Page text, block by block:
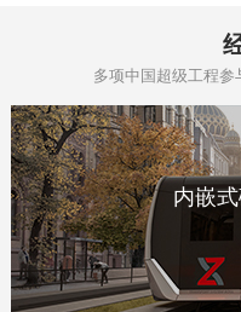
多项中国超级工程参
内嵌